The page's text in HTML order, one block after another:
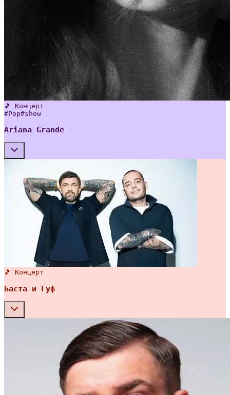
🎵 Концерт
#Pop#show
Ariana Grande
🎵 Концерт
Баста и Гуф